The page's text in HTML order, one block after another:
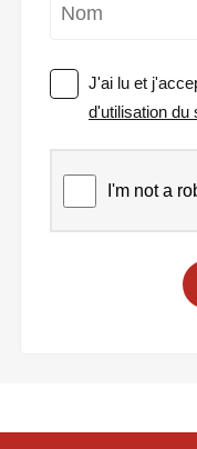
J'ai lu et
d'utilisation du